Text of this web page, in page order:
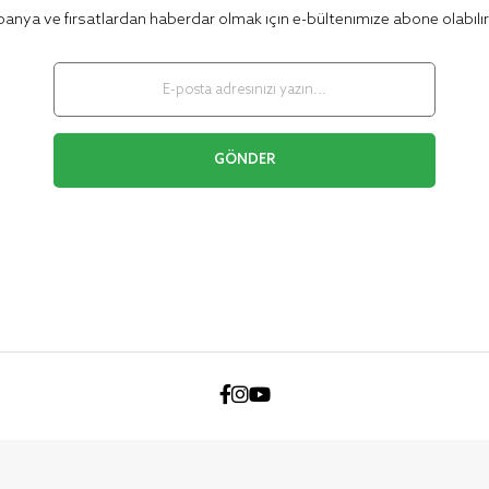
ve fırsatlardan haberdar olmak için e-bültenimize abone
GÖNDER